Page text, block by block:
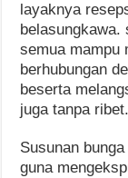
layaknya
belasungkawa.
semua mampu
berhubungan
beserta
juga tanpa ribet.
Susunan
guna